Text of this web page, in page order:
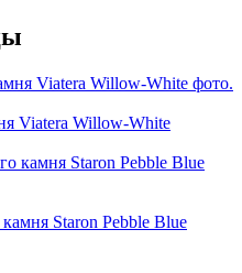
Viatera Willow-White
Staron Pebble Blue